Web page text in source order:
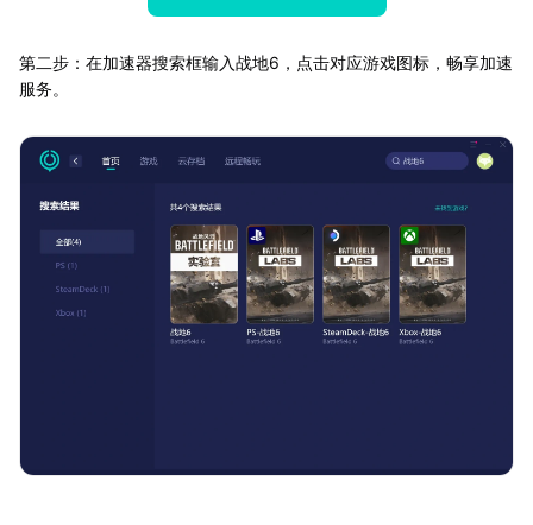
第二步：在加速器搜索框输入战地6，点击对应游戏图标，畅享加速
服务。